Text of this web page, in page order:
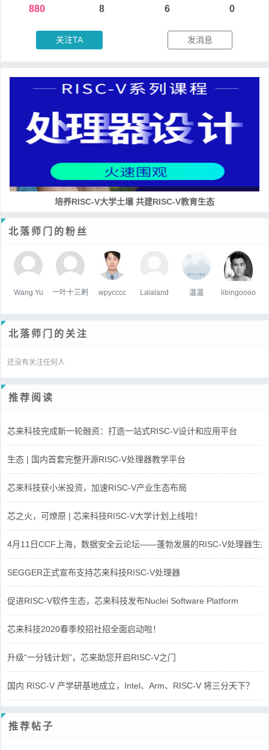
880 8 6 0
关注TA 发消息
培养RISC-V大学土壤 共建RISC-V教育生态
北落师门的粉丝
Wang Yu 一叶十三刺 wpycccc Lalaland 温温 libingoooo
北落师门的关注
还没有关注任何人
推荐阅读
芯来科技完成新一轮融资：打造一站式RISC-V设计和应用平台
生态 | 国内首套完整开源RISC-V处理器教学平台
芯来科技获小米投资，加速RISC-V产业生态布局
芯之火，可燎原 | 芯来科技RISC-V大学计划上线啦！
4月11日CCF上海，数据安全云论坛——蓬勃发展的RISC-V处理器生态
SEGGER正式宣布支持芯来科技RISC-V处理器
促进RISC-V软件生态，芯来科技发布Nuclei Software Platform
芯来科技2020春季校招社招全面启动啦！
升级“一分钱计划”，芯来助您开启RISC-V之门
国内 RISC-V 产学研基地成立，Intel、Arm、RISC-V 将三分天下？
推荐帖子